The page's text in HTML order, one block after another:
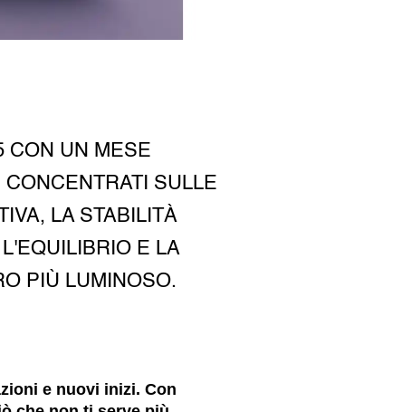
CON UN MESE
SULLE
LA STABILITÀ
E LA
PIÙ LUMINOSO.
e nuovi inizi. Con